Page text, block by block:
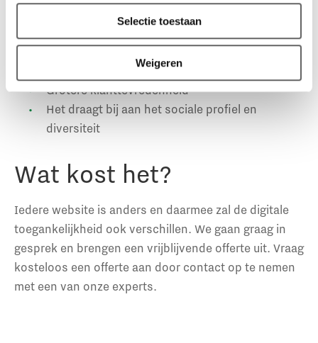
Selectie toestaan
Weigeren
Grotere kwaliteit en duurzaamheid van je
Grotere klanttevredenheid
Het draagt bij aan het sociale profiel en
diversiteit
Wat kost het?
Iedere website is anders en daarmee zal de digitale
toegankelijkheid ook verschillen. We gaan graag in
gesprek en brengen een vrijblijvende offerte uit. Vraag
kosteloos een offerte aan door contact op te nemen
met een van onze experts.